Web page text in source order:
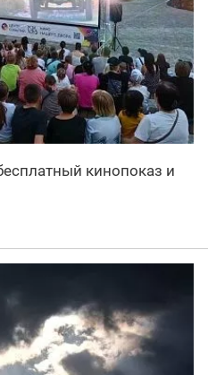
кинопоказ и